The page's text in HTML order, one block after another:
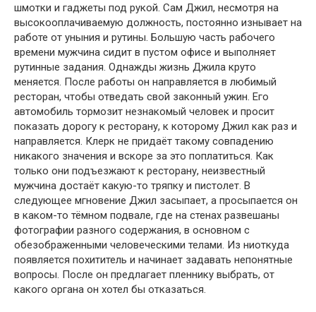
шмотки и гаджеты под рукой. Сам Джил, несмотря на
высокооплачиваемую должность, постоянно изнывает на
работе от уныния и рутины. Большую часть рабочего
времени мужчина сидит в пустом офисе и выполняет
рутинные задания. Однажды жизнь Джила круто
меняется. После работы он направляется в любимый
ресторан, чтобы отведать свой законный ужин. Его
автомобиль тормозит незнакомый человек и просит
показать дорогу к ресторану, к которому Джил как раз и
направляется. Клерк не придаёт такому совпадению
никакого значения и вскоре за это поплатиться. Как
только они подъезжают к ресторану, неизвестный
мужчина достаёт какую-то тряпку и пистолет. В
следующее мгновение Джил засыпает, а просыпается он
в каком-то тёмном подвале, где на стенах развешаны
фотографии разного содержания, в основном с
обезображенными человеческими телами. Из ниоткуда
появляется похититель и начинает задавать непонятные
вопросы. После он предлагает пленнику выбрать, от
какого органа он хотел бы отказаться.